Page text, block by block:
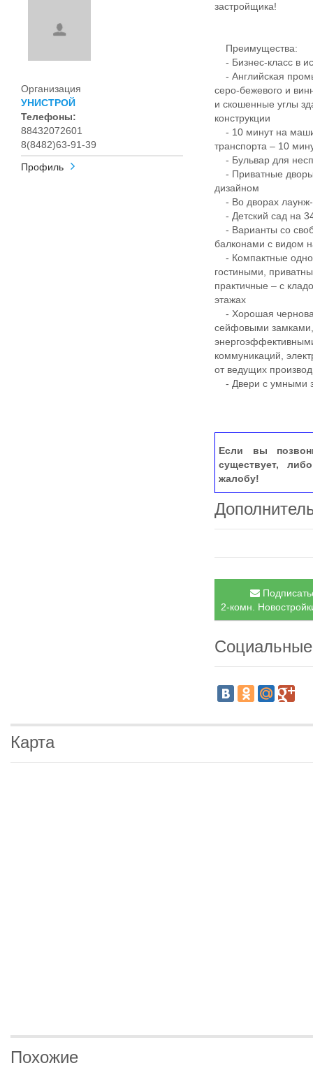
Организация
УНИСТРОЙ
Телефоны:
88432072601
8(8482)63-91-39
Профиль
застройщика!
Преимущества:
- Бизнес-класс в
- Английская
серо-бежевого и
и скошенные углы
конструкции
- 10 минут на
транспорта – 10
- Бульвар для
- Приватные
дизайном
- Во дворах лаунж-
- Детский сад на
- Варианты со
балконами с видом
- Компактные
гостиными,
практичные – с
этажах
- Хорошая
сейфовыми
коммуникаций,
от ведущих
- Двери с умными
Если вы
существует,
жалобу!
2-комн.
Карта
Похожие